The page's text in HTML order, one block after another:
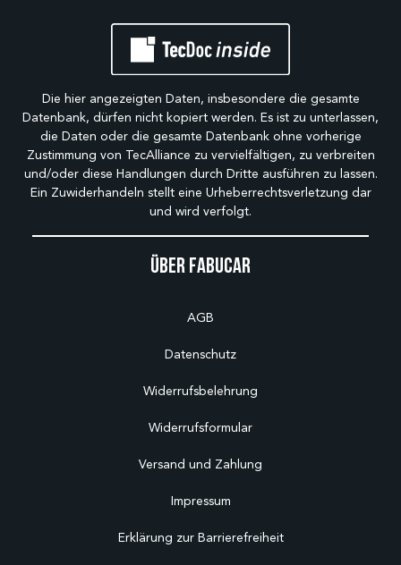
Über Fabucar
AGB
Datenschutz
Widerrufsbelehrung
Widerrufsformular
Versand und Zahlung
Impressum
Erklärung zur Barrierefreiheit
Die hier angezeigten Daten, insbesondere die gesamte
Datenbank, dürfen nicht kopiert werden. Es ist zu unterlassen,
die Daten oder die gesamte Datenbank ohne vorherige
Zustimmung von TecAlliance zu vervielfältigen, zu verbreiten
und/oder diese Handlungen durch Dritte ausführen zu lassen.
Ein Zuwiderhandeln stellt eine Urheberrechtsverletzung dar
und wird verfolgt.